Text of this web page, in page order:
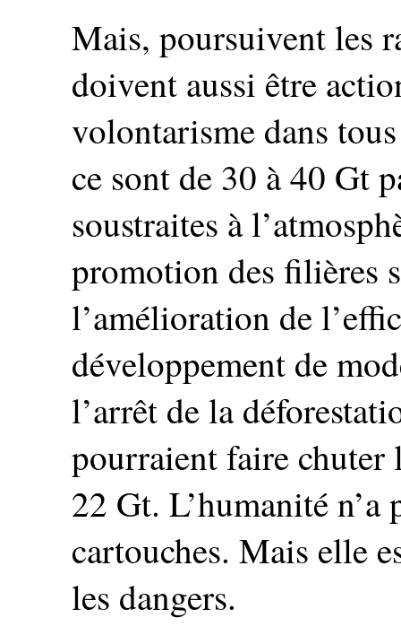
Mais, poursuivent les
doivent aussi être
volontarisme dans
ce sont de 30 à 40 Gt
soustraites à
promotion des filières
l’amélioration de
développement de
l’arrêt de la
pourraient faire chuter
22 Gt. L’humanité n’a
cartouches. Mais elle
les dangers.